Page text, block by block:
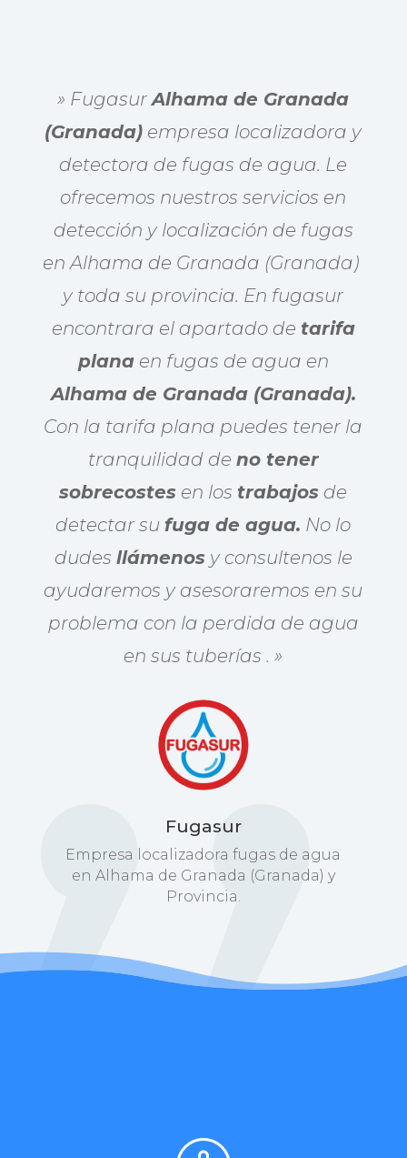
» FugasurAlhama de Granada
(Granada) empresa localizadora y
detectora de fugas de agua. Le
ofrecemos nuestros servicios en
detección y localización de fugas
en Alhama de Granada (Granada)
y toda su provincia. En fugasur
encontrara el apartado de tarifa
planaen fugas de agua en
Alhama de Granada (Granada).
Con la tarifa plana puedes tener la
tranquilidad de no tener
sobrecostes en los trabajos de
detectar sufuga de agua. No lo
dudes llámenosy consultenos le
ayudaremos y asesoraremos en su
problema con la perdida de agua
en sus tuberías . »
Fugasur
Empresa localizadora fugas de agua
en Alhama de Granada (Granada) y
Provincia.